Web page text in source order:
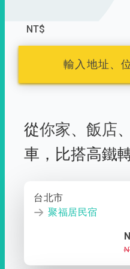
NT$
輸入地址、
從你家、 飯店、
車， 比搭高鐵
台北市
聚福居民宿